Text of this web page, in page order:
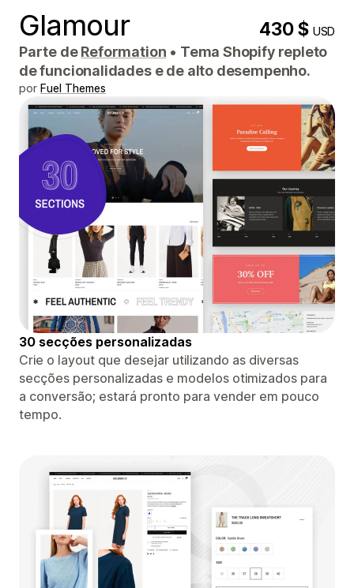
Glamour 430 $USD
Parte deReformation • Tema Shopify repleto
de funcionalidades e de alto desempenho.
por Fuel Themes
30 secções personalizadas
Crie o layout que desejar utilizando as diversas
secções personalizadas e modelos otimizados para
a conversão; estará pronto para vender em pouco
tempo.